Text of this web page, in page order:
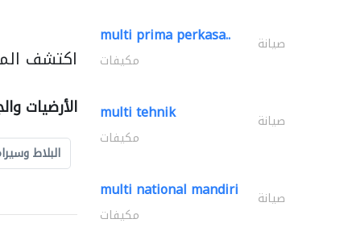
اكتشف
الأرضيات
البلاط
multi prima perkasa.. صيانة
مكيفات
multi tehnik صيانة
مكيفات
multi national mandiri صيانة
مكيفات